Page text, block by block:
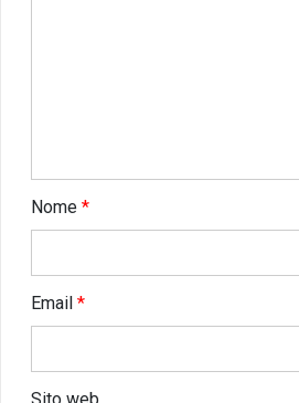
Nome *
Email *